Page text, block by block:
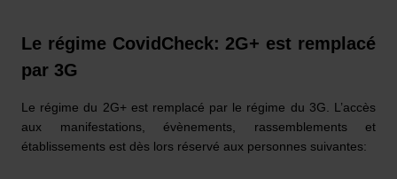
Le régime CovidCheck: 2G+ est remplacé
par 3G
Le régime du 2G+ est remplacé par le régime du 3G. L’accès
aux manifestations, évènements, rassemblements et
établissements est dès lors réservé aux personnes suivantes: